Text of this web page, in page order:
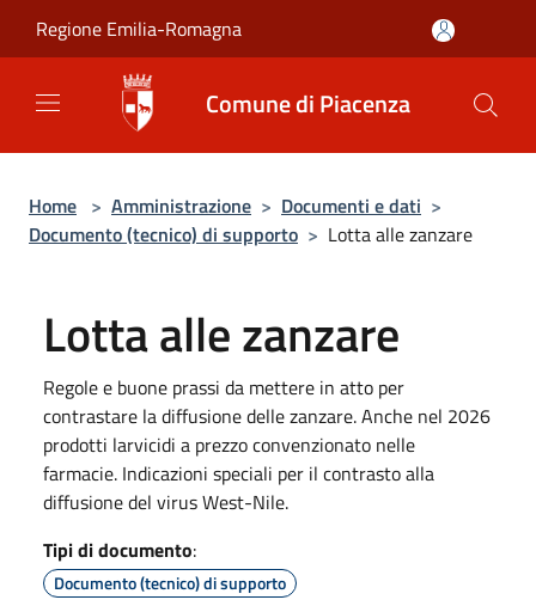
Regione Emilia-Romagna
Comune di Piacenza
Home > Amministrazione > Documenti e dati >
Documento (tecnico) di supporto > Lotta alle zanzare
Lotta alle zanzare
Regole e buone prassi da mettere in atto per
contrastare la diffusione delle zanzare. Anche nel 2026
prodotti larvicidi a prezzo convenzionato nelle
farmacie. Indicazioni speciali per il contrasto alla
diffusione del virus West-Nile.
Tipi di documento:
Documento (tecnico) di supporto